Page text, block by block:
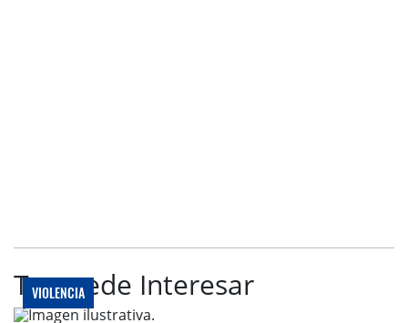
Te puede Interesar
VIOLENCIA